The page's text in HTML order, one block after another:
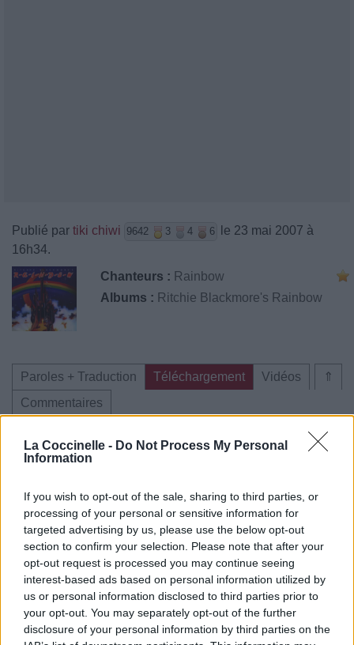
La Coccinelle - Do Not Process My Personal
Information
If you wish to opt-out of the sale, sharing to third parties, or
processing of your personal or sensitive information for
targeted advertising by us, please use the below opt-out
section to confirm your selection. Please note that after your
opt-out request is processed you may continue seeing
interest-based ads based on personal information utilized by
us or personal information disclosed to third parties prior to
your opt-out. You may separately opt-out of the further
disclosure of your personal information by third parties on the
Publié par tiki chiwi 9642 3 4 6
le 23 mai 2007 à
16h34.
Chanteurs : Rainbow
Albums : Ritchie Blackmore's Rainbow
⇑
Paroles + Traduction Téléchargement
Vidéos
Commentaires
Vous aimez chanter, apprenez la guitare chez
Télécharger légalement les MP3 sur
Télécharger légalement les MP3 ou trouver le CD sur
Trouver des vinyles et des CD sur
Trouver un instrument de musique ou une partition au
meilleur prix sur